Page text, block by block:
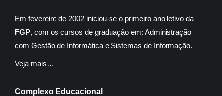
Em fevereiro de 2002 iniciou-se o primeiro ano letivo da
FGP, com os cursos de graduação em: Administração
com Gestão de Informática e Sistemas de Informação.
Veja mais…
Complexo Educacional